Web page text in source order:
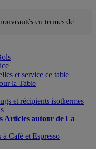
en termes de
et service de table
la Table
et récipients isothermes
Articles autour de La
à Café et Espresso